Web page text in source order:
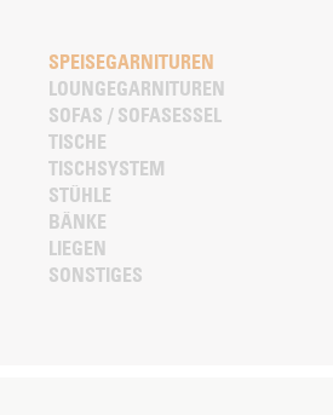
SPEISEGARNITUREN
LOUNGEGARNITUREN
SOFAS / SOFASESSEL
TISCHE
TISCHSYSTEM
STÜHLE
BÄNKE
LIEGEN
SONSTIGES